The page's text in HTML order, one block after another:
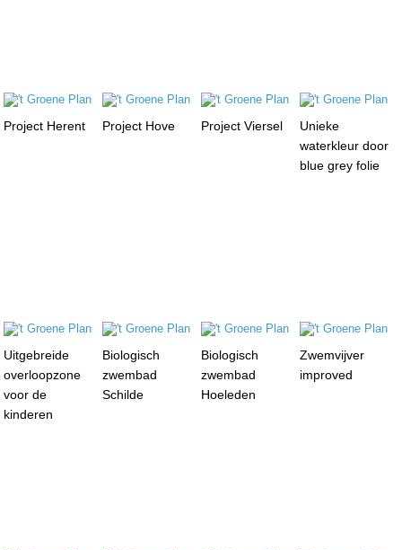
Project Herent Project Hove Project Viersel
Unieke
waterkleur door
blue grey folie
Uitgebreide
overloopzone
voor de
kinderen
Biologisch
zwembad
Schilde
Biologisch
zwembad
Hoeleden
Zwemvijver
improved